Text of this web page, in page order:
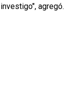
agregó.